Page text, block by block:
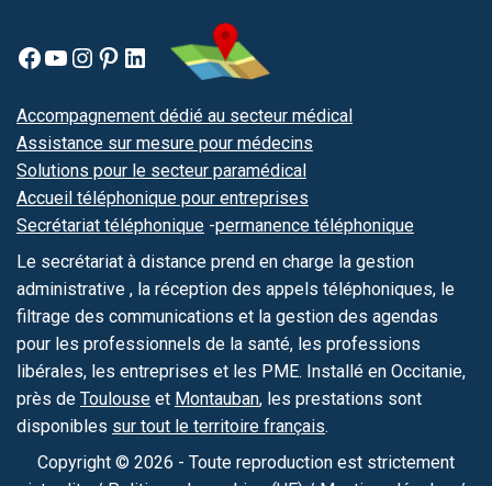
Accompagnement dédié au secteur médical
Assistance sur mesure pour médecins
Solutions pour le secteur paramédical
Accueil téléphonique pour entreprises
Secrétariat téléphonique -permanence téléphonique
Le secrétariat à distance prend en charge la gestion
administrative , la réception des appels téléphoniques, le
filtrage des communications et la gestion des agendas
pour les professionnels de la santé, les professions
libérales, les entreprises et les PME. Installé en Occitanie,
près de Toulouse et Montauban, les prestations sont
disponibles sur tout le territoire français.
Copyright © 2026 - Toute reproduction est strictement